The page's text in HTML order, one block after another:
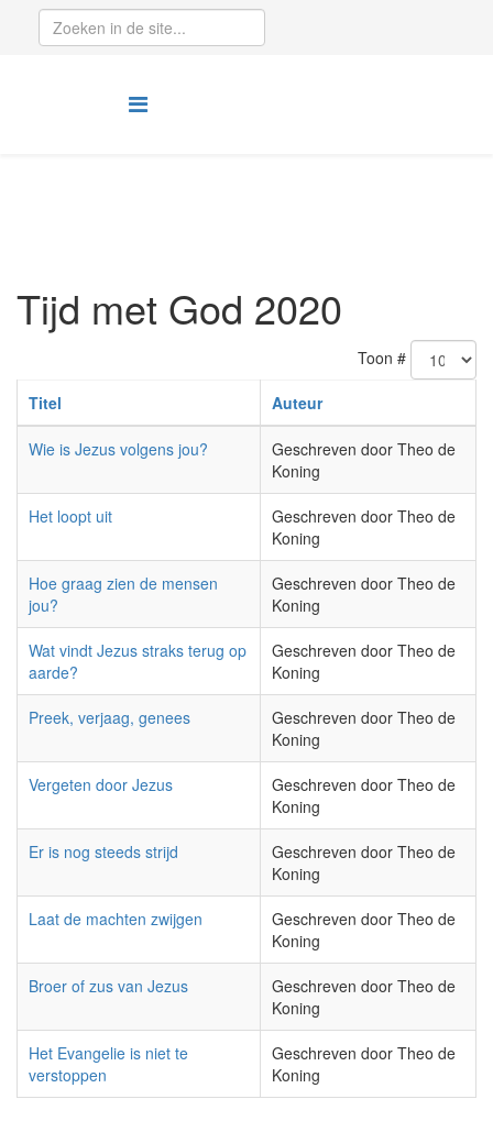
Tijd met God 2020
Toon #
Titel Auteur
Wie is Jezus volgens jou?
Geschreven door Theo de
Koning
Het loopt uit
Geschreven door Theo de
Koning
Hoe graag zien de mensen
jou?
Geschreven door Theo de
Koning
Wat vindt Jezus straks terug op
aarde?
Geschreven door Theo de
Koning
Preek, verjaag, genees
Geschreven door Theo de
Koning
Vergeten door Jezus
Geschreven door Theo de
Koning
Er is nog steeds strijd
Geschreven door Theo de
Koning
Laat de machten zwijgen
Geschreven door Theo de
Koning
Broer of zus van Jezus
Geschreven door Theo de
Koning
Het Evangelie is niet te
verstoppen
Geschreven door Theo de
Koning